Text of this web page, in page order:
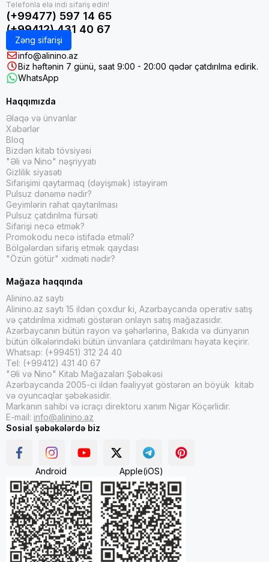
(+99477) 597 14 65
(+99412) 431 40 67
Zəng sifarişi
info@alinino.az
Biz həftənin 7 günü, saat 9:00 - 20:00 qədər çatdırılma edirik.
WhatsApp
Haqqımızda
Əlaqə və ünvanlar
Xəbərlər
Bloq
Bizdən kitab tövsiyəsi
"Əli və Nino" nəşriyyatı
Gizlilik siyasəti
Sifarişimi qaytarmaq (dəyişmək) istəyirəm
Pulsuz dənəmə nədir?
Geyimlərin rahat qaytarılması
Pulsuz çatdırılma fürsəti
Sifarişi necə etmək?
Promokodu necə istifadə etməli?
Bölgələrdən sifariş etmək qaydası
"Özün götür" xidməti nədir?
Mağaza haqqında
Alinino.az saytı
Alinino.az saytı 15 ildən çoxdur ki, Azərbaycanda operativ satış
və çatdırılma xidməti göstərən onlayn satış mağazasıdır.
Azərbaycanın bütün rayon və şəhərlərinə, Bakıda və dünyanın
bütün ölkələrindəki bütün ünvanlara çatdırılmanı həyata keçirir.
Whatsap: (+99451) 312 24 40
Tel: (+99412) 431 40 67
"Əli və Nino" Kitab Mağazaları Şəbəkəsi
Azərbaycanda 2005-ci ildən fəaliyyət göstərən ən böyük kitab
və oyuncaqlar şəbəkəsidir.
Markanın sahibi və icraçı direktoru xanım Nigar Köçərlidir.
E-mail: info@alinino.az
Sosial şəbəkələrdə biz
Android Apple(iOS)